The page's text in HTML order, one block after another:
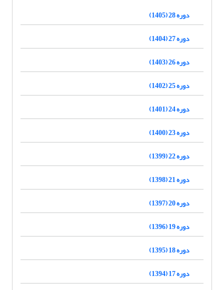
دوره 28 (1405)
دوره 27 (1404)
دوره 26 (1403)
دوره 25 (1402)
دوره 24 (1401)
دوره 23 (1400)
دوره 22 (1399)
دوره 21 (1398)
دوره 20 (1397)
دوره 19 (1396)
دوره 18 (1395)
دوره 17 (1394)